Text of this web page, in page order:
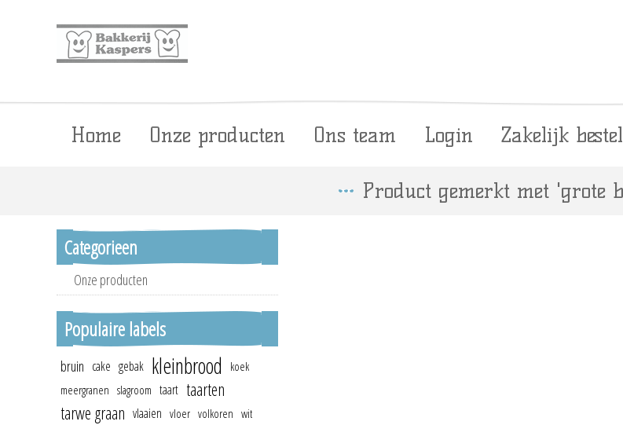
Home Onze producten Ons team Login Zakelijk
Product gemerkt met 'grote
Categorieen
Onze producten
Populaire labels
bruin cake gebak kleinbrood
koek
meergranen slagroom taart taarten
tarwe graan vlaaien vloer volkoren wit